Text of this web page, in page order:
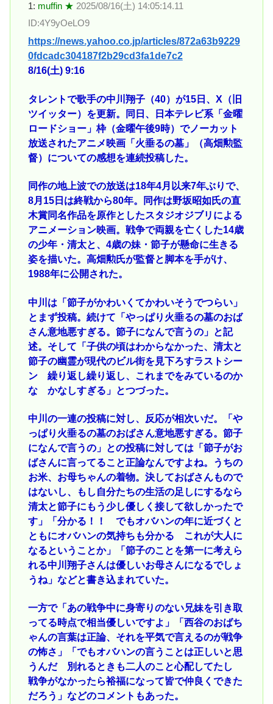
1: muffin ★ 2025/08/16(土) 14:05:14.11
ID:4Y9yOeLO9
https://news.yahoo.co.jp/articles/872a63b9229
0fdcadc304187f2b29cd3fa1de7c2
8/16(土) 9:16
タレントで歌手の中川翔子（40）が15日、X（旧
ツイッター）を更新。同日、日本テレビ系「金曜
ロードショー」枠（金曜午後9時）でノーカット
放送されたアニメ映画「火垂るの墓」（高畑勲監
督）についての感想を連続投稿した。
同作の地上波での放送は18年4月以来7年ぶりで、
8月15日は終戦から80年。同作は野坂昭如氏の直
木賞同名作品を原作としたスタジオジブリによる
アニメーション映画。戦争で両親を亡くした14歳
の少年・清太と、4歳の妹・節子が懸命に生きる
姿を描いた。高畑勲氏が監督と脚本を手がけ、
1988年に公開された。
中川は「節子がかわいくてかわいそうでつらい」
とまず投稿。続けて「やっぱり火垂るの墓のおば
さん意地悪すぎる。節子になんで言うの」と記
述。そして「子供の頃はわからなかった、清太と
節子の幽霊が現代のビル街を見下ろすラストシー
ン 繰り返し繰り返し、これまでをみているのか
な かなしすぎる」とつづった。
中川の一連の投稿に対し、反応が相次いだ。「や
っぱり火垂るの墓のおばさん意地悪すぎる。節子
になんで言うの」との投稿に対しては「節子がお
ばさんに言ってること正論なんですよね。うちの
お米、お母ちゃんの着物。決しておばさんもので
はないし、もし自分たちの生活の足しにするなら
清太と節子にもう少し優しく接して欲しかったで
す」「分かる！！ でもオバハンの年に近づくと
ともにオバハンの気持ちも分かる これが大人に
なるということか」「節子のことを第一に考えら
れる中川翔子さんは優しいお母さんになるでしょ
うね」などと書き込まれていた。
一方で「あの戦争中に身寄りのない兄妹を引き取
ってる時点で相当優しいですよ」「西谷のおばち
ゃんの言葉は正論、それを平気で言えるのが戦争
の怖さ」「でもオバハンの言うことは正しいと思
うんだ 別れるときも二人のこと心配してたし
戦争がなかったら裕福になって皆で仲良くできた
だろう」などのコメントもあった。